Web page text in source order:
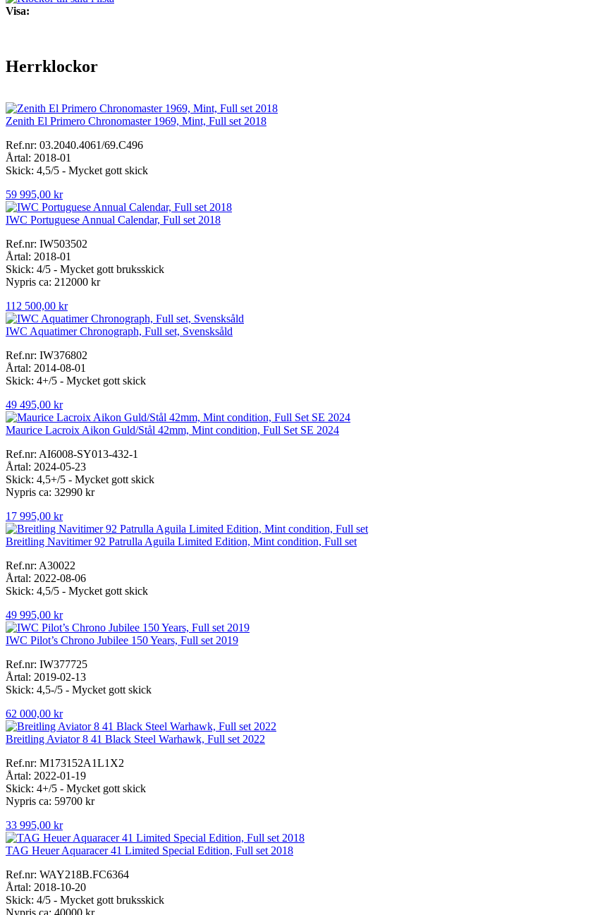
Visa:
Herrklockor
Zenith El Primero Chronomaster 1969, Mint, Full set 2018
Ref.nr: 03.2040.4061/69.C496
Årtal: 2018-01
Skick: 4,5/5 - Mycket gott skick
59 995,00 kr
IWC Portuguese Annual Calendar, Full set 2018
Ref.nr: IW503502
Årtal: 2018-01
Skick: 4/5 - Mycket gott bruksskick
Nypris ca: 212000 kr
112 500,00 kr
IWC Aquatimer Chronograph, Full set, Svensksåld
Ref.nr: IW376802
Årtal: 2014-08-01
Skick: 4+/5 - Mycket gott skick
49 495,00 kr
Maurice Lacroix Aikon Guld/Stål 42mm, Mint condition, Full Set SE 2024
Ref.nr: AI6008-SY013-432-1
Årtal: 2024-05-23
Skick: 4,5+/5 - Mycket gott skick
Nypris ca: 32990 kr
17 995,00 kr
Breitling Navitimer 92 Patrulla Aguila Limited Edition, Mint condition, Full set
Ref.nr: A30022
Årtal: 2022-08-06
Skick: 4,5/5 - Mycket gott skick
49 995,00 kr
IWC Pilot’s Chrono Jubilee 150 Years, Full set 2019
Ref.nr: IW377725
Årtal: 2019-02-13
Skick: 4,5-/5 - Mycket gott skick
62 000,00 kr
Breitling Aviator 8 41 Black Steel Warhawk, Full set 2022
Ref.nr: M173152A1L1X2
Årtal: 2022-01-19
Skick: 4+/5 - Mycket gott skick
Nypris ca: 59700 kr
33 995,00 kr
TAG Heuer Aquaracer 41 Limited Special Edition, Full set 2018
Ref.nr: WAY218B.FC6364
Årtal: 2018-10-20
Skick: 4/5 - Mycket gott bruksskick